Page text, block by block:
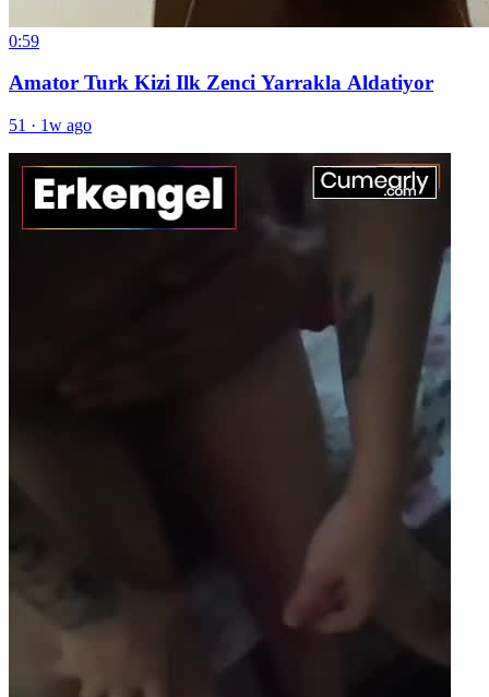
0:59
Amator Turk Kizi Ilk Zenci Yarrakla Aldatiyor
51 · 1w ago